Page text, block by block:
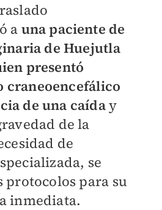
a una paciente de
de Huejutla
presentó
craneoencefálico
de una caíday
de la
de
se
protocolos para su
inmediata.